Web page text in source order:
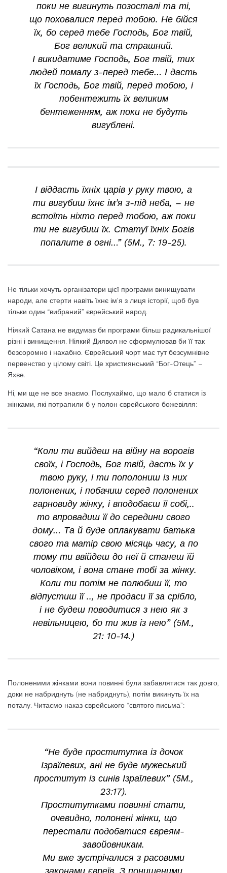
поки не вигинуть позосталі та ті,
що поховалися перед тобою. Не бійся
їх, бо серед тебе Господь, Бог твій,
Бог великий та страшний.
І викидатиме Господь, Бог твій, тих
людей помалу з-перед тебе… І дасть
їх Господь, Бог твій, перед тобою, і
побентежить їх великим
бентеженням, аж поки не будуть
вигублені.
І віддасть їхніх царів у руку твою, а
ти вигубиш їхнє ім’я з-під неба, – не
встоїть ніхто перед тобою, аж поки
ти не вигубиш їх. Статуї їхніх Богів
попалите в огні…” (5М., 7: 19-25).
Не тільки хочуть організатори цієї програми винищувати
народи, але стерти навіть їхнє ім’я з лиця історії, щоб був
тільки один “вибраний” єврейський народ.
Ніякий Сатана не видумав би програми більш радикальнішої
різні і винищення. Ніякий Диявол не сформулював би її так
безсоромно і нахабно. Єврейський чорт має тут безсумнівне
первенство у цілому світі. Це християнський “Бог-Отець” –
Яхве.
Ні, ми ще не все знаємо. Послухаймо, що мало б статися із
жінками, які потрапили б у полон єврейського божевілля:
“Коли ти вийдеш на війну на ворогів
своїх, і Господь, Бог твій, дасть їх у
твою руку, і ти пополониш із них
полонених, і побачиш серед полонених
гарновиду жінку, і вподобаєш її собі,..
то впровадиш її до середини свого
дому… Та й буде оплакувати батька
свого та матір свою місяць часу, а по
тому ти ввійдеш до неї й станеш їй
чоловіком, і вона стане тобі за жінку.
Коли ти потім не полюбиш її, то
відпустиш її .., не продаси її за срібло,
і не будеш поводитися з нею як з
невільницею, бо ти жив із нею” (5М.,
21: 10-14.)
Полоненими жінками вони повинні були забавлятися так довго,
доки не набриднуть (не набриднуть), потім викинуть їх на
поталу. Читаємо наказ єврейського “святого письма”:
“Не буде проститутка із дочок
Ізраїлевих, ані не буде мужеський
проститут із синів Ізраїлевих” (5М.,
23:17).
Проститутками повинні стати,
очевидно, полонені жінки, що
перестали подобатися євреям-
завойовникам.
Ми вже зустрічалися з расовими